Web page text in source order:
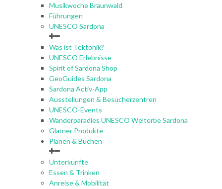
Musikwoche Braunwald
Führungen
UNESCO Sardona
Was ist Tektonik?
UNESCO Erlebnisse
Spirit of Sardona Shop
GeoGuides Sardona
Sardona Activ-App
Ausstellungen & Besucherzentren
UNESCO-Events
Wanderparadies UNESCO Welterbe Sardona
Glarner Produkte
Planen & Buchen
Unterkünfte
Essen & Trinken
Anreise & Mobilität